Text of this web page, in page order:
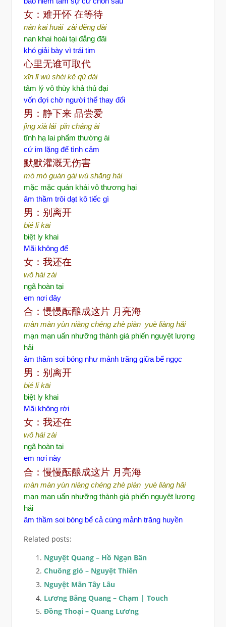
女：难开怀 在等待
nán kāi huái zài děng dài
nan khai hoài tại đẳng đãi
khó giải bày vì trái tim
心里无谁可取代
xīn lǐ wú shéi kě qǔ dài
tâm lý vô thùy khả thủ đại
vốn đợi chờ người thể thay đổi
男：静下来 品尝爱
jìng xià lái pǐn cháng ài
tĩnh hạ lai phẩm thường ái
cứ im lặng để tình cảm
默默灌溉无伤害
mò mò guàn gài wú shāng hài
mặc mặc quán khái vô thương hại
âm thầm trôi dạt kô tiếc gì
男：别离开
bié lí kāi
biệt ly khai
Mãi không để
女：我还在
wǒ hái zài
ngã hoàn tại
em nơi đây
合：慢慢酝酿成这片 月亮海
màn màn yùn niàng chéng zhè piàn yuè liàng hǎi
mạn mạn uấn nhưỡng thành giá phiến nguyệt lượng
hải
âm thầm soi bóng như mảnh trăng giữa bể ngọc
男：别离开
bié lí kāi
biệt ly khai
Mãi không rời
女：我还在
wǒ hái zài
ngã hoàn tại
em nơi này
合：慢慢酝酿成这片 月亮海
màn màn yùn niàng chéng zhè piàn yuè liàng hǎi
mạn mạn uấn nhưỡng thành giá phiến nguyệt lượng
hải
âm thầm soi bóng bể cả cùng mảnh trăng huyền
Related posts:
Nguyệt Quang – Hồ Ngạn Bân
Chuông gió – Nguyệt Thiên
Nguyệt Mãn Tây Lâu
Lương Bằng Quang – Chạm | Touch
Đồng Thoại – Quang Lương